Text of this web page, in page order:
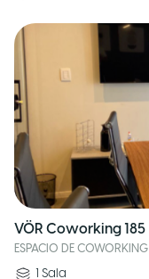
VÖR Coworking 185
ESPACIO DE COWORKING
1 Sala